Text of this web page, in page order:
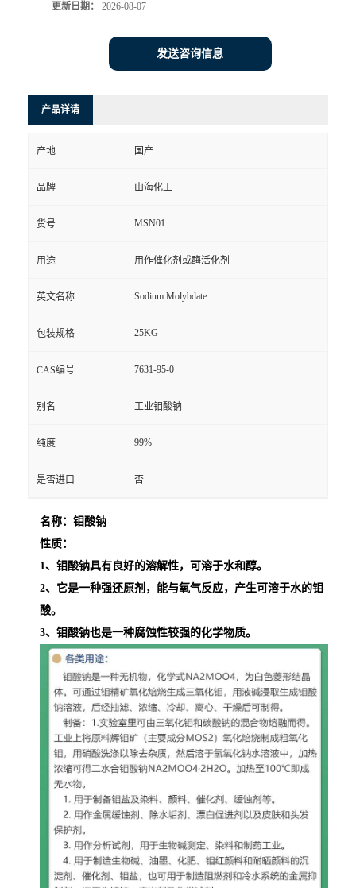
更新日期： 2026-08-07
发送咨询信息
产品详请
产地 国产
品牌 山海化工
货号 MSN01
用途 用作催化剂或酶活化剂
英文名称 Sodium Molybdate
包装规格 25KG
CAS编号 7631-95-0
别名 工业钼酸钠
纯度 99%
是否进口 否
名称：钼酸钠
性质：
1、钼酸钠具有良好的溶解性，可溶于水和醇。
2、它是一种强还原剂，能与氧气反应，产生可溶于水的钼
酸。
3、钼酸钠也是一种腐蚀性较强的化学物质。